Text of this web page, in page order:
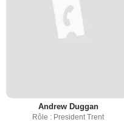
Andrew Duggan
Rôle : President Trent